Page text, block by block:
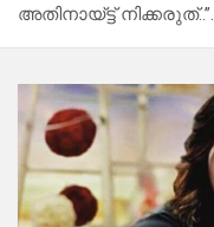
അതിനായ്ട്ട് നിക്കരുത്..”.